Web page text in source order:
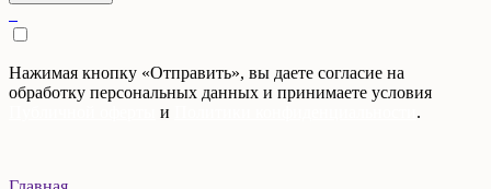
Нажимая кнопку «Отправить», вы даете согласие на
обработку персональных данных и принимаете условия
и .